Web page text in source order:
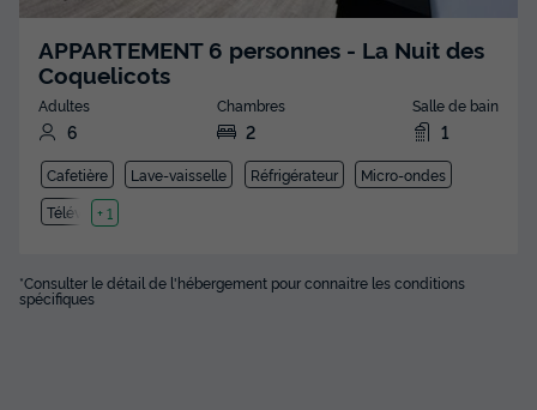
APPARTEMENT 6 personnes - La Nuit des
Coquelicots
Adultes
6
Chambres
2
Salle de bain
1
Cafetière Lave-vaisselle Réfrigérateur
Micro-ondes
Télévision
+ 1
*Consulter le détail de l'hébergement pour connaitre les conditions
spécifiques